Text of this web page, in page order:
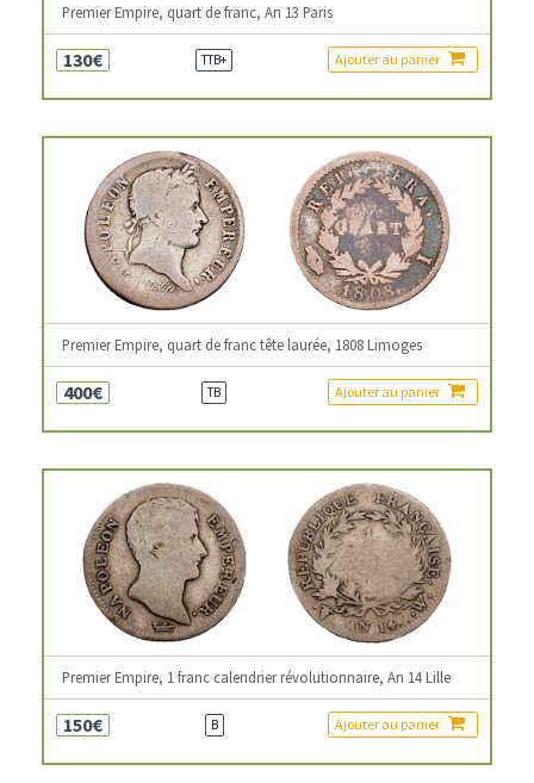
Premier Empire, quart de franc, An 13 Paris
130€ TTB+ Ajouter au panier
Premier Empire, quart de franc tête laurée, 1808 Limoges
400€ TB Ajouter au panier
Premier Empire, 1 franc calendrier révolutionnaire, An 14 Lille
150€ B Ajouter au panier